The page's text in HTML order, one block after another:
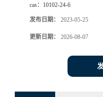
cas： 10102-24-6
发布日期： 2023-05-25
更新日期： 2026-08-07